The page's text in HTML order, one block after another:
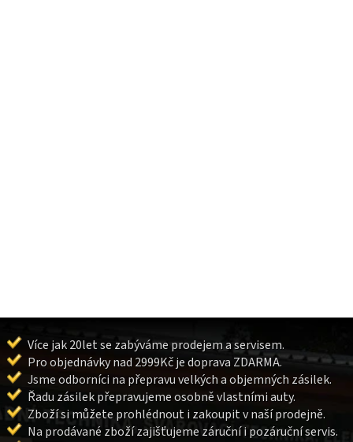
Více jak 20let se zabýváme prodejem a servisem.
Pro objednávky nad 2999Kč je doprava ZDARMA.
Jsme odborníci na přepravu velkých a objemných zásilek.
Řadu zásilek přepravujeme osobně vlastními auty.
Zboží si můžete prohlédnout i zakoupit v naší prodejně.
Na prodávané zboží zajišťujeme záruční i pozáruční servis.